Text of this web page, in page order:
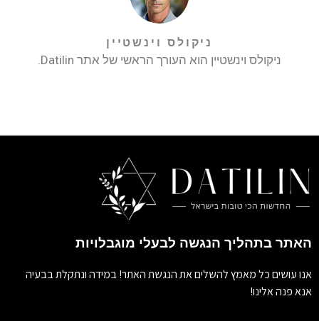
ניקולס וינשטיין
ניקולס וינשטיין הוא העורך הראשי של אתר Datilin.
האתר בתהליך הנגשה לבעלי מוגבלויות
אנו עושים כל מאמץ להשלים את הנגשת האתר! במידה ונתקלת בבעיה
אנא פנה אלינו!